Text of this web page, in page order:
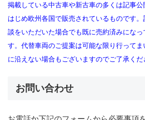
掲載している中古車や新古車の多くは記事
はじめ欧州各国で販売されているものです
談をいただいた場合でも既に売約済みになっ
す。代替車両のご提案は可能な限り行って
に沿えない場合もございますのでご了承くだ
お問い合わせ